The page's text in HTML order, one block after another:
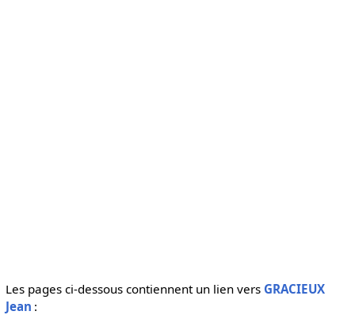
Les pages ci-dessous contiennent un lien vers GRACIEUX
Jean :